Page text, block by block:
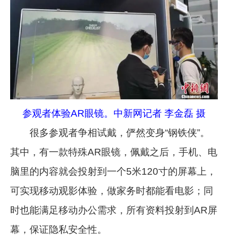
参观者体验AR眼镜。中新网记者 李金磊 摄
很多参观者争相试戴，俨然变身“钢铁侠”。
其中，有一款特殊AR眼镜，佩戴之后，手机、电
脑里的内容就会投射到一个5米120寸的屏幕上，
可实现移动观影体验，做家务时都能看电影；同
时也能满足移动办公需求，所有资料投射到AR屏
幕，保证隐私安全性。